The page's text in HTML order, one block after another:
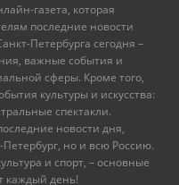
газета, которая
последние новости
Петербурга сегодня –
важные события и
сферы. Кроме того,
культуры и искусства:
спектакли.
новости дня,
но и всю Россию.
и спорт, – основные
каждый день!